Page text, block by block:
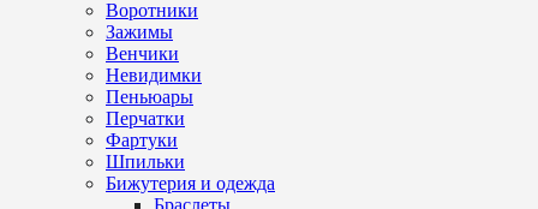
Воротники
Зажимы
Венчики
Невидимки
Пеньюары
Перчатки
Фартуки
Шпильки
Бижутерия и одежда